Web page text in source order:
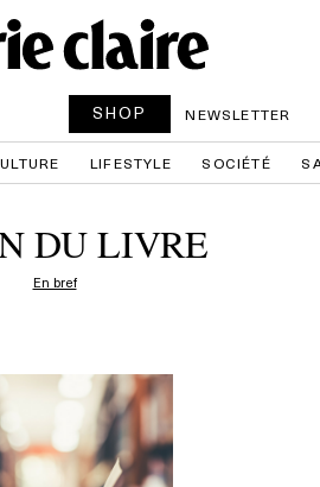
SHOP NEWSLETTER
LIFESTYLE SOCIÉTÉ
DU LIVRE
En bref